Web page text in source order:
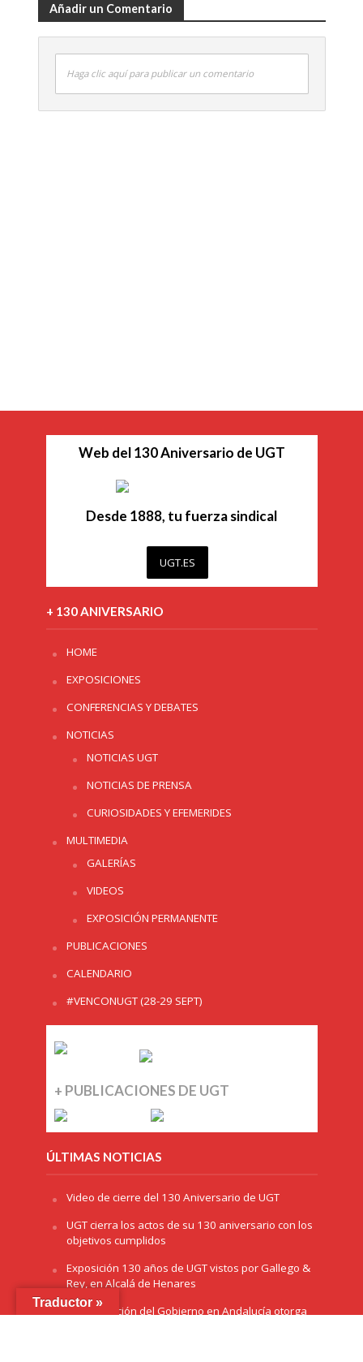
Añadir un Comentario
Haga clic aquí para publicar un comentario
Web del 130 Aniversario de UGT
Desde 1888, tu fuerza sindical
UGT.ES
+ 130 ANIVERSARIO
HOME
EXPOSICIONES
CONFERENCIAS Y DEBATES
NOTICIAS
NOTICIAS UGT
NOTICIAS DE PRENSA
CURIOSIDADES Y EFEMERIDES
MULTIMEDIA
GALERÍAS
VIDEOS
EXPOSICIÓN PERMANENTE
PUBLICACIONES
CALENDARIO
#VENCONUGT (28-29 SEPT)
+ PUBLICACIONES DE UGT
ÚLTIMAS NOTICIAS
Video de cierre del 130 Aniversario de UGT
UGT cierra los actos de su 130 aniversario con los
objetivos cumplidos
Exposición 130 años de UGT vistos por Gallego &
Rey, en Alcalá de Henares
La Delegación del Gobierno en Andalucía otorga
Traductor »